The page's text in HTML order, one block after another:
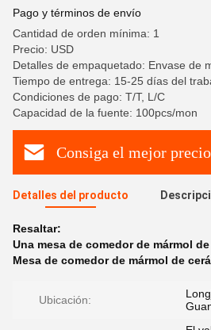
Pago y términos de envío
Cantidad de orden mínima: 1
Precio: USD
Detalles de empaquetado: Envase de
Tiempo de entrega: 15-25 días del
Condiciones de pago: T/T, L/C
Capacidad de la fuente: 100pcs/mon
Consiga el mejor precio
Detalles del producto
Resaltar:
Una mesa de comedor de mármol
Mesa de comedor de mármol de
Ubicación: